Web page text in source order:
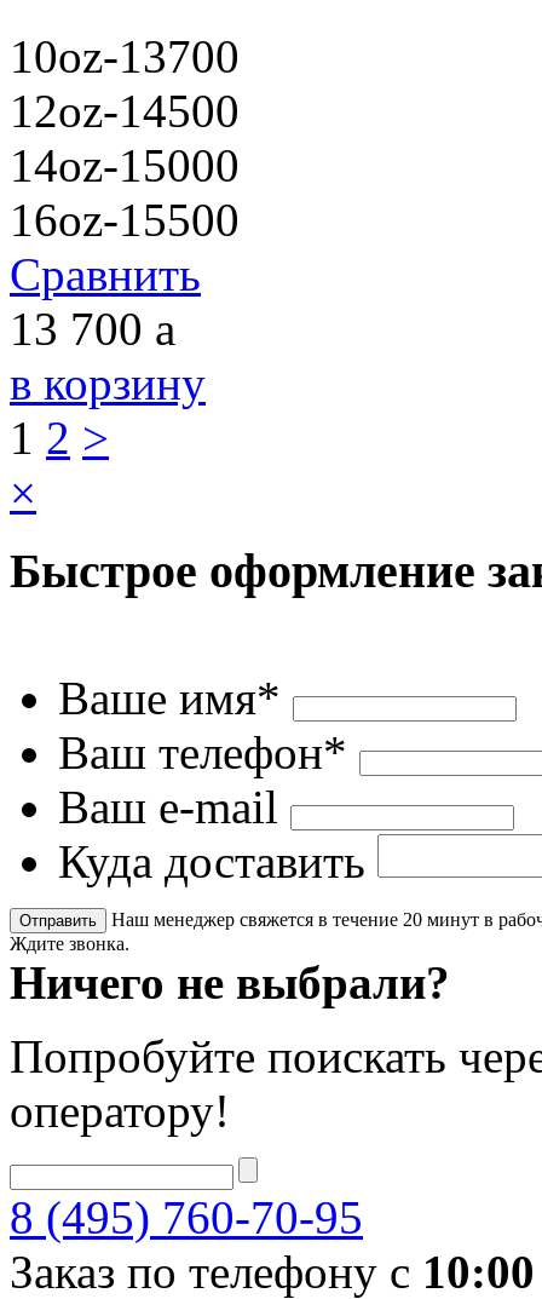
10oz-13700
12oz-14500
14oz-15000
16oz-15500
Сравнить
13 700 a
в корзину
1 2 >
×
Быстрое оформление
Ваше имя*
Ваш телефон*
Ваш e-mail
Куда доставить
Наш менеджер свяжется в течение 20 минут в
Ждите звонка.
Ничего не выбрали?
Попробуйте поискать
оператору!
8 (495) 760-70-95
Заказ по телефону с 10:00